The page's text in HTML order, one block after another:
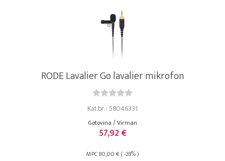
RODE Lavalier Go lavalier mikrofon
Kat.br. : 58046331
Gotovina / Virman
57,92 €
MPC 80,00 € ( -28% )